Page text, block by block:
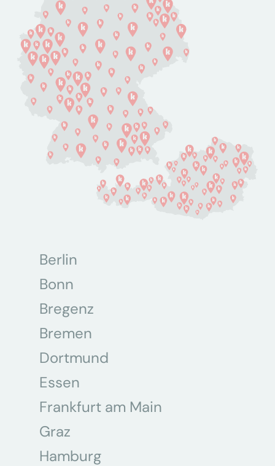
Berlin
Bonn
Bregenz
Bremen
Dortmund
Essen
Frankfurt am Main
Graz
Hamburg